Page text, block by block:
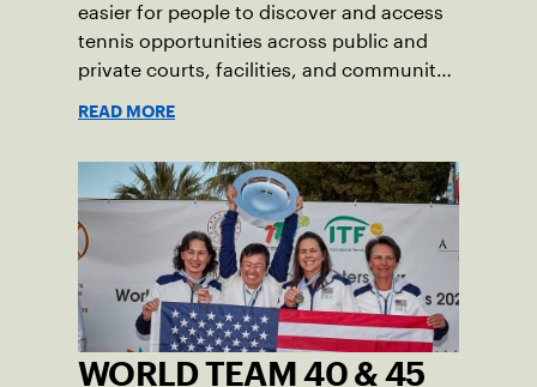
easier for people to discover and access
tennis opportunities across public and
private courts, facilities, and community
READ MORE
WORLD TEAM 40 & 45